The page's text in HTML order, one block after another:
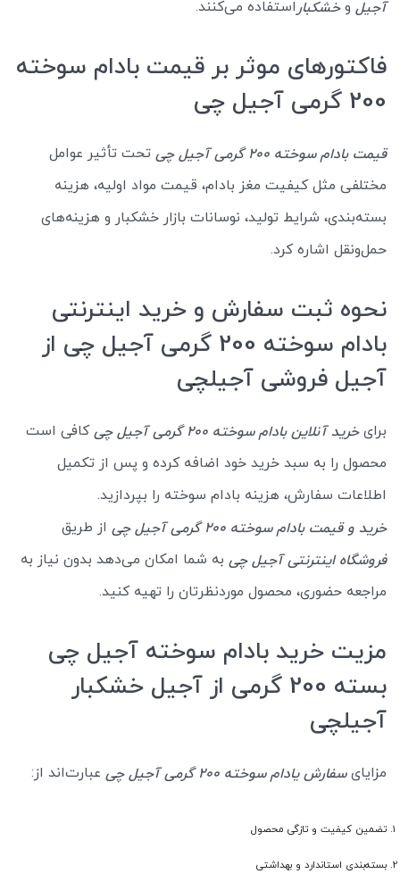
آجیل وخشکباراستفاده می‌کنند.
فاکتورهای موثر بر قیمت بادام سوخته
200 گرمی آجیل چی
قیمت بادام سوخته 200 گرمی آجیل چی
تحت تأثیر عوامل
مختلفی مثل کیفیت مغز بادام، قیمت مواد اولیه، هزینه
بسته‌بندی، شرایط تولید، نوسانات بازار خشکبار و هزینه‌های
حمل‌ونقل اشاره کرد.
نحوه ثبت سفارش و خرید اینترنتی
بادام سوخته 200 گرمی آجیل چی از
آجیل فروشی آجیلچی
برایخرید آنلاین بادام سوخته 200 گرمی آجیل چی
کافی است
محصول را به سبد خرید خود اضافه کرده و پس از تکمیل
اطلاعات سفارش، هزینه بادام سوخته را بپردازید.
خرید و قیمت بادام سوخته 200 گرمی آجیل چی
از طریق
فروشگاه اینترنتی آجیل چی به شما امکان می‌دهد بدون نیاز به
مراجعه حضوری، محصول موردنظرتان را تهیه کنید.
مزیت خرید بادام سوخته آجیل چی
بسته 200 گرمی از آجیل خشکبار
آجیلچی
مزایایسفارش یادام سوخته 200 گرمی آجیل چی عبارت‌اند از:
تضمین کیفیت و تازگی محصول
بسته‌بندی استاندارد و بهداشتی